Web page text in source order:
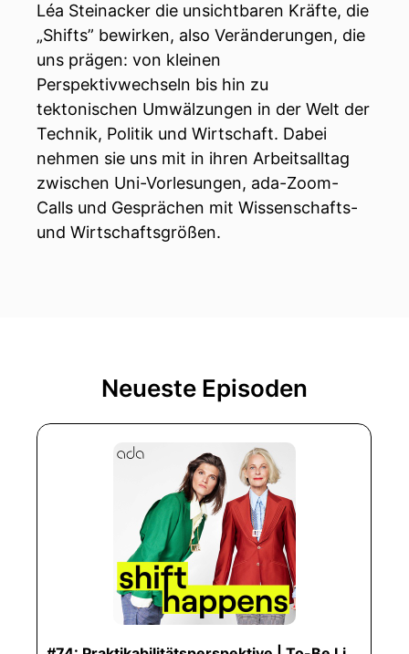
Léa Steinacker die unsichtbaren Kräfte, die
„Shifts” bewirken, also Veränderungen, die
uns prägen: von kleinen
Perspektivwechseln bis hin zu
tektonischen Umwälzungen in der Welt der
Technik, Politik und Wirtschaft. Dabei
nehmen sie uns mit in ihren Arbeitsalltag
zwischen Uni-Vorlesungen, ada-Zoom-
Calls und Gesprächen mit Wissenschafts-
und Wirtschaftsgrößen.
Neueste Episoden